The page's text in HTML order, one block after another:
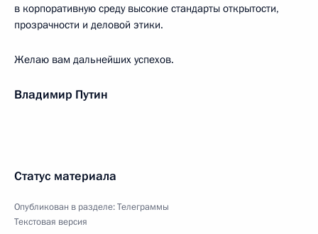
в корпоративную среду высокие стандарты открытости,
прозрачности и деловой этики.
Желаю вам дальнейших успехов.
Владимир Путин
Статус материала
Опубликован в разделе:Телеграммы
Текстовая версия